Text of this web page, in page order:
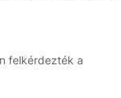
felkérdezték a